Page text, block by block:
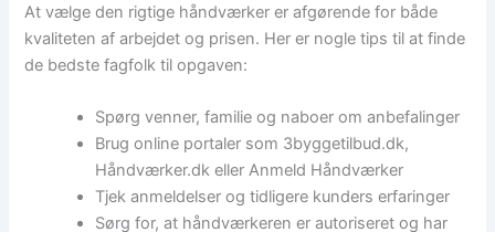
At vælge den rigtige håndværker er afgørende for både
kvaliteten af arbejdet og prisen. Her er nogle tips til at finde
de bedste fagfolk til opgaven:
Spørg venner, familie og naboer om anbefalinger
Brug online portaler som 3byggetilbud.dk,
Håndværker.dk eller Anmeld Håndværker
Tjek anmeldelser og tidligere kunders erfaringer
Sørg for, at håndværkeren er autoriseret og har